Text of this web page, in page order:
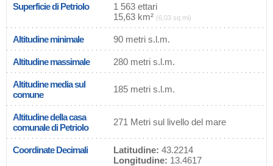
Superficie di Petriolo
1 563 ettari
15,63 km² (6,03 sq mi)
Altitudine minimale 90 metri s.l.m.
Altitudine massimale 280 metri s.l.m.
Altitudine media sul
comune
185 metri s.l.m.
Altitudine della casa
comunale di Petriolo
271 Metri sul livello del mare
Coordinate Decimali Latitudine: 43.2214
Longitudine: 13.4617